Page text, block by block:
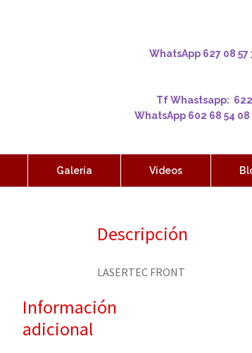
Telf. 91
WhatsApp 627 08
Telf. 91
Tf Whastsapp: 622
WhatsApp 602 68 54
Galería Videos
Descripción
LASERTEC FRONT
Información
adicional